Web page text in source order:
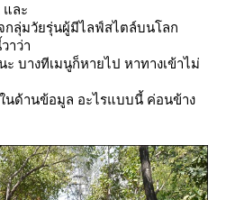
และ
กลุ่มวัยรุ่นผู้มีไลฟ์สไตล์บนโลก
าว่า
บางทีเมนูก็หายไป หาทางเข้าไม่
นด้านข้อมูล อะไรแบบนี้ ค่อนข้าง